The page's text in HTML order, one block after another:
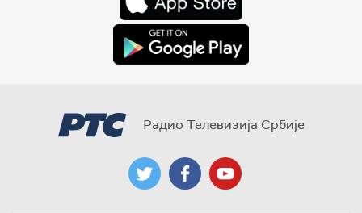
Радио Телевизија Србије